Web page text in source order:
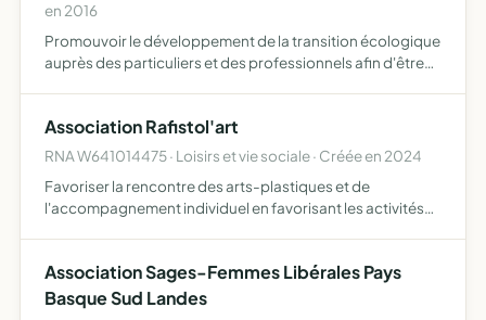
en 2016
Promouvoir le développement de la transition écologique
auprès des particuliers et des professionnels afin d'être
Association Rafistol'art
RNA W641014475 · Loisirs et vie sociale · Créée en 2024
Favoriser la rencontre des arts-plastiques et de
l'accompagnement individuel en favorisant les activités
proposée…
Association Sages-Femmes Libérales Pays
Basque Sud Landes